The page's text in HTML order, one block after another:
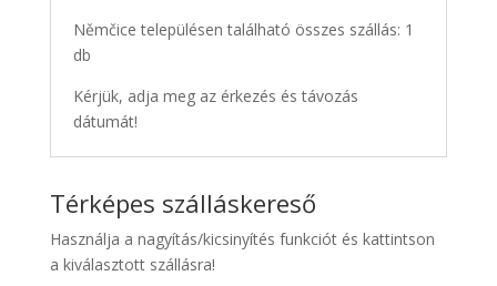
Němčice településen található összes szállás: 1
db
Kérjük, adja meg az érkezés és távozás
dátumát!
Térképes szálláskereső
Használja a nagyítás/kicsinyítés funkciót és kattintson
a kiválasztott szállásra!